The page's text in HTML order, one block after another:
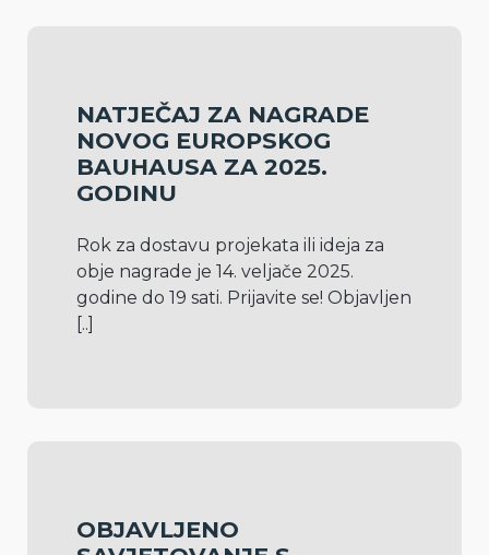
NATJEČAJ ZA NAGRADE
NOVOG EUROPSKOG
BAUHAUSA ZA 2025.
GODINU
Rok za dostavu projekata ili ideja za
obje nagrade je 14. veljače 2025.
[..]
OBJAVLJENO